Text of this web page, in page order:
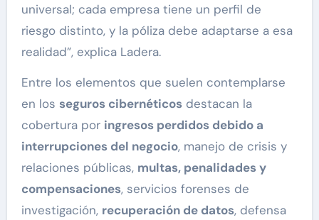
universal; cada empresa tiene un perfil de
riesgo distinto, y la póliza debe adaptarse a esa
realidad”, explica Ladera.
Entre los elementos que suelen contemplarse
en los seguros cibernéticosdestacan la
cobertura por ingresos perdidos debido a
interrupciones del negocio, manejo de crisis y
relaciones públicas, multas, penalidades y
compensaciones, servicios forenses de
investigación, recuperación de datos, defensa